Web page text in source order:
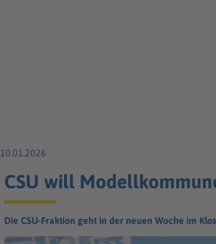
10.01.2026
CSU will
Die CSU-Fraktion geht in der neuen Woche im